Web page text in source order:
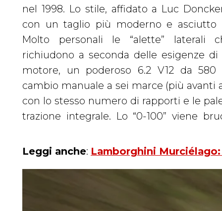
nel 1998. Lo stile, affidato a Luc
con un taglio più moderno e asciutto
Molto personali le “alette” laterali
richiudono a seconda delle esigenze
motore, un poderoso 6.2 V12 da
cambio manuale a sei marce (più avanti
con lo stesso numero di rapporti e le palette
trazione integrale. Lo “0-100” viene
capace di toccare i 100 orari con
second. Il canto del cigno è datato
limitata, la Lamborghini Murciélago
Veloce) è la versione più estrema
performance. Grazie a un uso estensivo
e a interni alleggeriti, il peso è ridotto di
raggiunge quota 670 CV e consente all’auto
Leggi anche: Lamborghini